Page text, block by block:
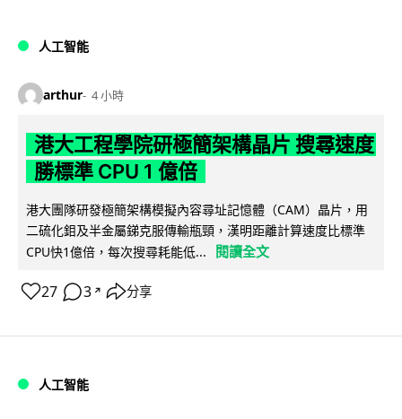
人工智能
arthur 4 小時
港大工程學院研極簡架構晶片 搜尋速度
勝標準 CPU 1 億倍
港大團隊研發極簡架構模擬內容尋址記憶體（CAM）晶片，用
二硫化鉬及半金屬銻克服傳輸瓶頸，漢明距離計算速度比標準
CPU快1億倍，每次搜尋耗能低...
閱讀全文
27 3 ↗ 分享
人工智能